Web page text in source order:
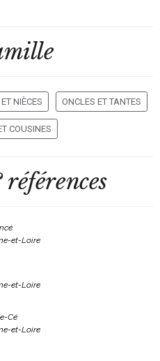
NIÈCES ONCLES ET TANTES
COUSINES
et-Loire
et-Loire
Cé
et-Loire